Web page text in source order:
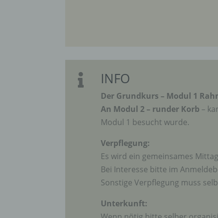
 INFO
Der Grundkurs – Modul 1
An Modul 2 – runder Korb –
Modul 1 besucht wurde.
Verpflegung:
Es wird ein gemeinsames
Bei Interesse bitte im
Sonstige Verpflegung muss
Unterkunft:
f)